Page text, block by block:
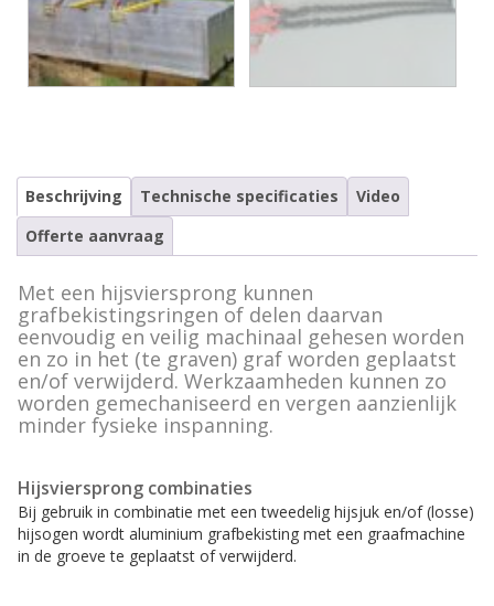
Alle accessoires en toebehoren
Beschrijving Technische specificaties
Video
Offerte aanvraag
Met een hijsviersprong kunnen
grafbekistingsringen of delen daarvan
eenvoudig en veilig machinaal gehesen worden
en zo in het (te graven) graf worden geplaatst
en/of verwijderd. Werkzaamheden kunnen zo
worden gemechaniseerd en vergen aanzienlijk
minder fysieke inspanning.
Hijsviersprong combinaties
Bij gebruik in combinatie met een tweedelig hijsjuk en/of (losse)
hijsogen wordt aluminium grafbekisting met een graafmachine
in de groeve te geplaatst of verwijderd.